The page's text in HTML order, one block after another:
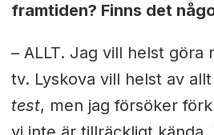
framtiden? Finns det
– ALLT. Jag vill helst göra
tv. Lyskova vill helst av
test, men jag försöker